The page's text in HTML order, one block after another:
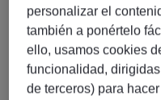
PRECISELY
PRECISELY
personalizar el
también a ponértelo
ello, usamos cookies
funcionalidad,
de terceros) para